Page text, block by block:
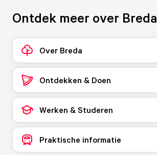
Ontdek meer over Breda
Over Breda
Ontdekken & Doen
Werken & Studeren
Praktische informatie